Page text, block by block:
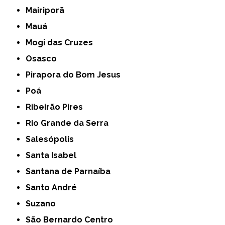
Mairiporã
Mauá
Mogi das Cruzes
Osasco
Pirapora do Bom Jesus
Poá
Ribeirão Pires
Rio Grande da Serra
Salesópolis
Santa Isabel
Santana de Parnaíba
Santo André
Suzano
São Bernardo Centro